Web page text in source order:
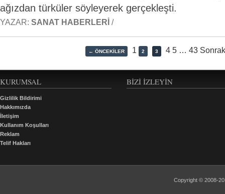
ağızdan türküler söyleyerek gerçekleşti.
YAZAR: SANAT HABERLERI /
← ÖNCEKILER 1 2 3 4 5 … 43
KURUMSAL
Gizlilik Bildirimi
Hakkımızda
İletişim
Kullanım Koşulları
Reklam
Telif Hakları
BIZI İZLEYIN
Copyright © 2008-